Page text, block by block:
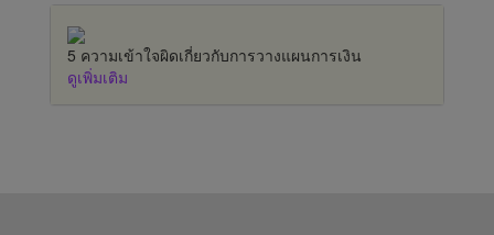
5 ความเข้าใจผิดเกี่ยวกับการวางแผนการเงิน
ดูเพิ่มเติม